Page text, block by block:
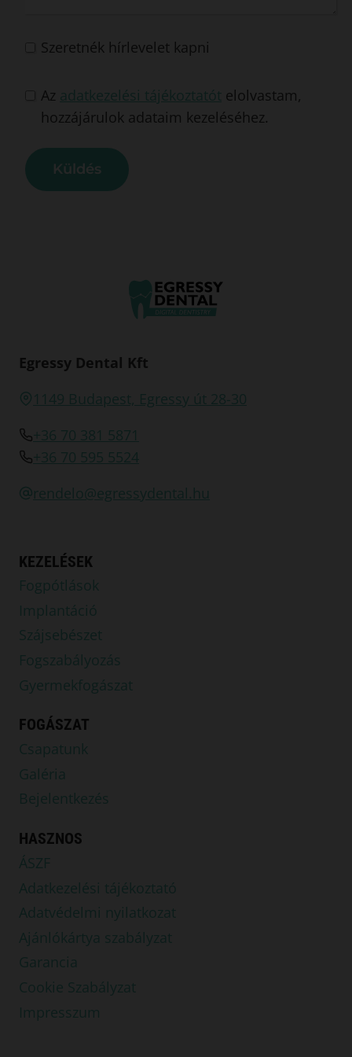
+
6
Szeretnék hírlevelet kapni
Az adatkezelési tájékoztatót elolvastam,
hozzájárulok adataim kezeléséhez.
Küldés
Egressy Dental Kft
1149 Budapest, Egressy út 28-30
+36 70 381 5871
+36 70 595 5524
rendelo@egressydental.hu
KEZELÉSEK
Fogpótlások
Implantáció
Szájsebészet
Fogszabályozás
Gyermekfogászat
FOGÁSZAT
Csapatunk
Galéria
Bejelentkezés
HASZNOS
ÁSZF
Adatkezelési tájékoztató
Adatvédelmi nyilatkozat
Ajánlókártya szabályzat
Garancia
Cookie Szabályzat
Impresszum